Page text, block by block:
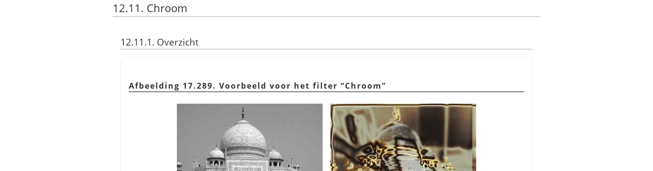
12.11. Chroom
12.11.1. Overzicht
Afbeelding 17.289. Voorbeeld voor het filter “Chroom”